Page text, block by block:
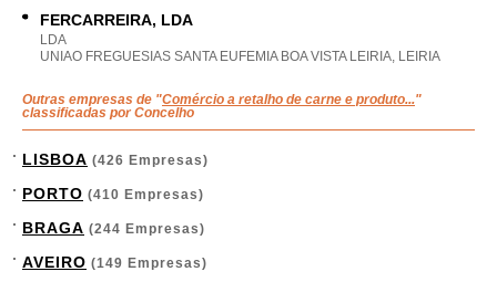
FERCARREIRA, LDA
LDA
UNIAO FREGUESIAS SANTA EUFEMIA BOA VISTA LEIRIA, LEIRIA
Outras empresas de "Comércio a retalho de carne e produto..."
classificadas por Concelho
LISBOA (426 Empresas)
PORTO (410 Empresas)
BRAGA (244 Empresas)
AVEIRO (149 Empresas)